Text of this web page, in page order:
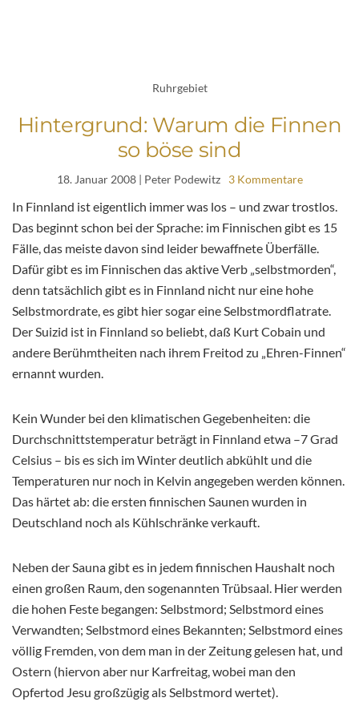
Ruhrgebiet
Hintergrund: Warum die Finnen
so böse sind
18. Januar 2008| Peter Podewitz 3 Kommentare
In Finnland ist eigentlich immer was los – und zwar trostlos.
Das beginnt schon bei der Sprache: im Finnischen gibt es 15
Fälle, das meiste davon sind leider bewaffnete Überfälle.
Dafür gibt es im Finnischen das aktive Verb „selbstmorden“,
denn tatsächlich gibt es in Finnland nicht nur eine hohe
Selbstmordrate, es gibt hier sogar eine Selbstmordflatrate.
Der Suizid ist in Finnland so beliebt, daß Kurt Cobain und
andere Berühmtheiten nach ihrem Freitod zu „Ehren-Finnen“
ernannt wurden.
Kein Wunder bei den klimatischen Gegebenheiten: die
Durchschnittstemperatur beträgt in Finnland etwa –7 Grad
Celsius – bis es sich im Winter deutlich abkühlt und die
Temperaturen nur noch in Kelvin angegeben werden können.
Das härtet ab: die ersten finnischen Saunen wurden in
Deutschland noch als Kühlschränke verkauft.
Neben der Sauna gibt es in jedem finnischen Haushalt noch
einen großen Raum, den sogenannten Trübsaal. Hier werden
die hohen Feste begangen: Selbstmord; Selbstmord eines
Verwandten; Selbstmord eines Bekannten; Selbstmord eines
völlig Fremden, von dem man in der Zeitung gelesen hat, und
Ostern (hiervon aber nur Karfreitag, wobei man den
Opfertod Jesu großzügig als Selbstmord wertet).